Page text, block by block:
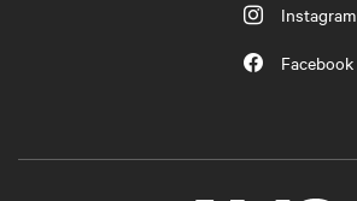
Instagram
Facebook